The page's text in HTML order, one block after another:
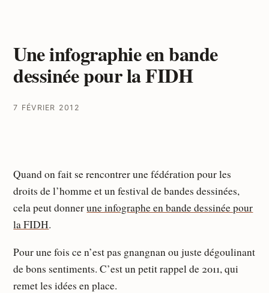
Une infographie en bande
dessinée pour la FIDH
7 FÉVRIER 2012
Quand on fait se rencontrer une fédération pour les
droits de l’homme et un festival de bandes dessinées,
cela peut donnerune infographe en bande dessinée pour
la FIDH.
Pour une fois ce n’est pas gnangnan ou juste dégoulinant
de bons sentiments. C’est un petit rappel de 2011, qui
remet les idées en place.